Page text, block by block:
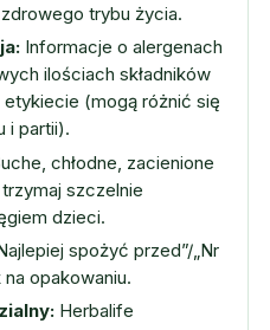
trybu życia.
Informacje o alergenach
ilościach składników
(mogą różnić się
i partii).
chłodne, zacienione
szczelnie
dzieci.
spożyć przed”/„Nr
opakowaniu.
Herbalife